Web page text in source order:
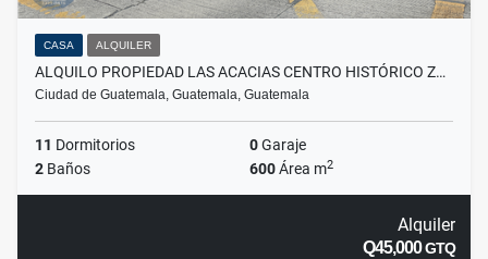
CASA ALQUILER
ALQUILO PROPIEDAD LAS ACACIAS CENTRO HISTÓRICO Z…
Ciudad de Guatemala, Guatemala, Guatemala
11 Dormitorios 0Garaje
2 Baños 600Área m2
Alquiler
Q45,000GTQ